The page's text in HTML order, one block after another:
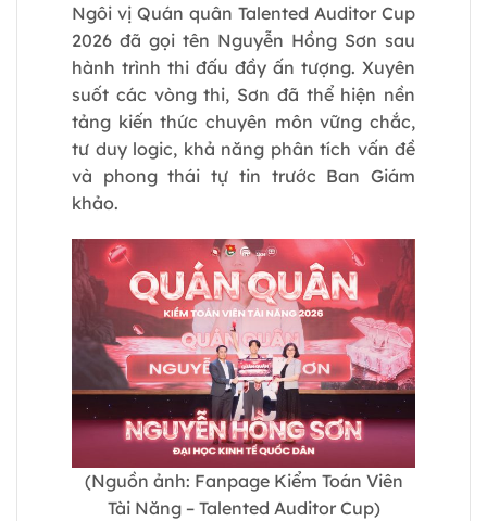
Ngôi vị Quán quân Talented Auditor Cup
2026 đã gọi tên Nguyễn Hồng Sơn sau
hành trình thi đấu đầy ấn tượng. Xuyên
suốt các vòng thi, Sơn đã thể hiện nền
tảng kiến thức chuyên môn vững chắc,
tư duy logic, khả năng phân tích vấn đề
và phong thái tự tin trước Ban Giám
khảo.
(Nguồn ảnh: Fanpage Kiểm Toán Viên
Tài Năng – Talented Auditor Cup)